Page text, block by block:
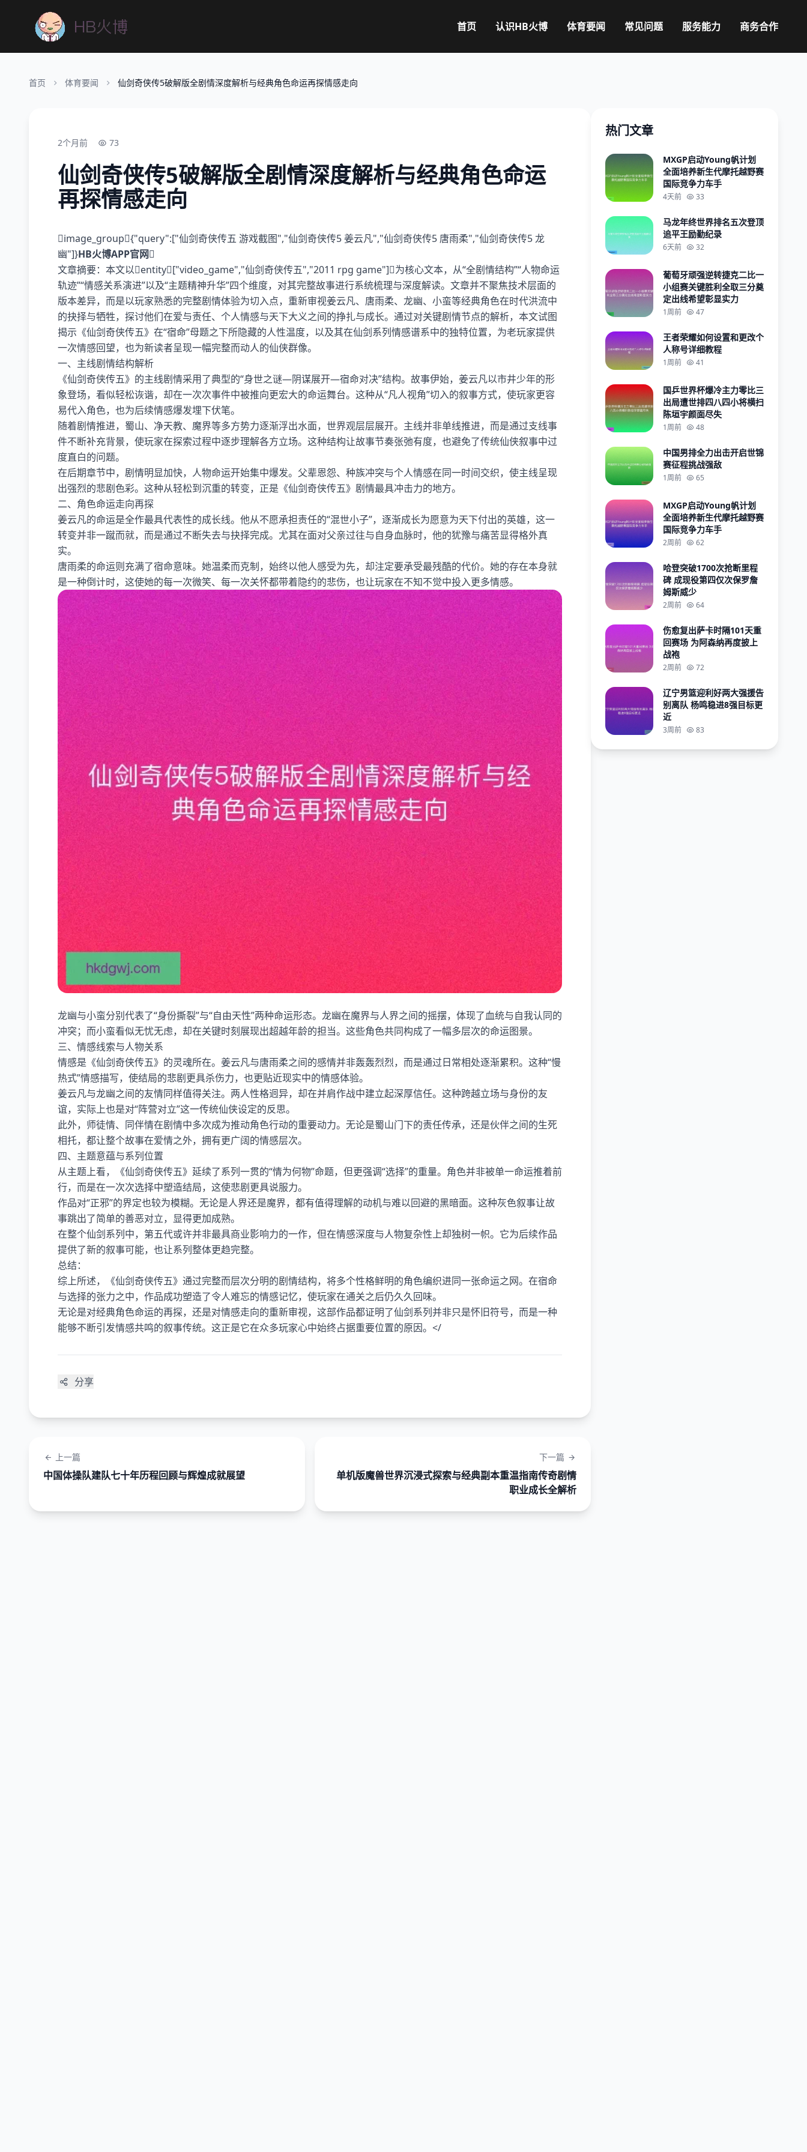
首页 认识HB火博 体育要闻 常见问题 服务能力 商务合作
首页 体育要闻 仙剑奇侠传5破解版全剧情深度解析与经典角色命运再探情感走向
2个月前 73
仙剑奇侠传5破解版全剧情深度解析与经典角色命运
再探情感走向
image_group{"query":["仙剑奇侠传五 游戏截图","仙剑奇侠传5 姜云凡","仙剑奇侠传5 唐雨柔","仙剑奇侠传5 龙
幽"]}HB火博APP官网
文章摘要：本文以entity["video_game","仙剑奇侠传五","2011 rpg game"]为核心文本，从“全剧情结构”“人物命运
轨迹”“情感关系演进”以及“主题精神升华”四个维度，对其完整故事进行系统梳理与深度解读。文章并不聚焦技术层面的
版本差异，而是以玩家熟悉的完整剧情体验为切入点，重新审视姜云凡、唐雨柔、龙幽、小蛮等经典角色在时代洪流中
的抉择与牺牲，探讨他们在爱与责任、个人情感与天下大义之间的挣扎与成长。通过对关键剧情节点的解析，本文试图
揭示《仙剑奇侠传五》在“宿命”母题之下所隐藏的人性温度，以及其在仙剑系列情感谱系中的独特位置，为老玩家提供
一次情感回望，也为新读者呈现一幅完整而动人的仙侠群像。
一、主线剧情结构解析
《仙剑奇侠传五》的主线剧情采用了典型的“身世之谜—阴谋展开—宿命对决”结构。故事伊始，姜云凡以市井少年的形
象登场，看似轻松诙谐，却在一次次事件中被推向更宏大的命运舞台。这种从“凡人视角”切入的叙事方式，使玩家更容
易代入角色，也为后续情感爆发埋下伏笔。
随着剧情推进，蜀山、净天教、魔界等多方势力逐渐浮出水面，世界观层层展开。主线并非单线推进，而是通过支线事
件不断补充背景，使玩家在探索过程中逐步理解各方立场。这种结构让故事节奏张弛有度，也避免了传统仙侠叙事中过
度直白的问题。
在后期章节中，剧情明显加快，人物命运开始集中爆发。父辈恩怨、种族冲突与个人情感在同一时间交织，使主线呈现
出强烈的悲剧色彩。这种从轻松到沉重的转变，正是《仙剑奇侠传五》剧情最具冲击力的地方。
二、角色命运走向再探
姜云凡的命运是全作最具代表性的成长线。他从不愿承担责任的“混世小子”，逐渐成长为愿意为天下付出的英雄，这一
转变并非一蹴而就，而是通过不断失去与抉择完成。尤其在面对父亲过往与自身血脉时，他的犹豫与痛苦显得格外真
实。
唐雨柔的命运则充满了宿命意味。她温柔而克制，始终以他人感受为先，却注定要承受最残酷的代价。她的存在本身就
是一种倒计时，这使她的每一次微笑、每一次关怀都带着隐约的悲伤，也让玩家在不知不觉中投入更多情感。
龙幽与小蛮分别代表了“身份撕裂”与“自由天性”两种命运形态。龙幽在魔界与人界之间的摇摆，体现了血统与自我认同的
冲突；而小蛮看似无忧无虑，却在关键时刻展现出超越年龄的担当。这些角色共同构成了一幅多层次的命运图景。
三、情感线索与人物关系
情感是《仙剑奇侠传五》的灵魂所在。姜云凡与唐雨柔之间的感情并非轰轰烈烈，而是通过日常相处逐渐累积。这种“慢
热式”情感描写，使结局的悲剧更具杀伤力，也更贴近现实中的情感体验。
姜云凡与龙幽之间的友情同样值得关注。两人性格迥异，却在并肩作战中建立起深厚信任。这种跨越立场与身份的友
谊，实际上也是对“阵营对立”这一传统仙侠设定的反思。
此外，师徒情、同伴情在剧情中多次成为推动角色行动的重要动力。无论是蜀山门下的责任传承，还是伙伴之间的生死
相托，都让整个故事在爱情之外，拥有更广阔的情感层次。
四、主题意蕴与系列位置
从主题上看，《仙剑奇侠传五》延续了系列一贯的“情为何物”命题，但更强调“选择”的重量。角色并非被单一命运推着前
行，而是在一次次选择中塑造结局，这使悲剧更具说服力。
作品对“正邪”的界定也较为模糊。无论是人界还是魔界，都有值得理解的动机与难以回避的黑暗面。这种灰色叙事让故
事跳出了简单的善恶对立，显得更加成熟。
在整个仙剑系列中，第五代或许并非最具商业影响力的一作，但在情感深度与人物复杂性上却独树一帜。它为后续作品
提供了新的叙事可能，也让系列整体更趋完整。
总结：
综上所述，《仙剑奇侠传五》通过完整而层次分明的剧情结构，将多个性格鲜明的角色编织进同一张命运之网。在宿命
与选择的张力之中，作品成功塑造了令人难忘的情感记忆，使玩家在通关之后仍久久回味。
无论是对经典角色命运的再探，还是对情感走向的重新审视，这部作品都证明了仙剑系列并非只是怀旧符号，而是一种
能够不断引发情感共鸣的叙事传统。这正是它在众多玩家心中始终占据重要位置的原因。</
分享
上一篇
中国体操队建队七十年历程回顾与辉煌成就展望
下一篇
单机版魔兽世界沉浸式探索与经典副本重温指南传奇剧情
职业成长全解析
热门文章
MXGP启动Young帆计划
全面培养新生代摩托越野赛
国际竞争力车手
4天前 33
马龙年终世界排名五次登顶
追平王励勤纪录
6天前 32
葡萄牙顽强逆转捷克二比一
小组赛关键胜利全取三分奠
定出线希望彰显实力
1周前 47
王者荣耀如何设置和更改个
人称号详细教程
1周前 41
国乒世界杯爆冷主力零比三
出局遭世排四八四小将横扫
陈垣宇颜面尽失
1周前 48
中国男排全力出击开启世锦
赛征程挑战强敌
1周前 65
MXGP启动Young帆计划
全面培养新生代摩托越野赛
国际竞争力车手
2周前 62
哈登突破1700次抢断里程
碑 成现役第四仅次保罗詹
姆斯威少
2周前 64
伤愈复出萨卡时隔101天重
回赛场 为阿森纳再度披上
战袍
2周前 72
辽宁男篮迎利好两大强援告
别离队 杨鸣稳进8强目标更
近
3周前 83